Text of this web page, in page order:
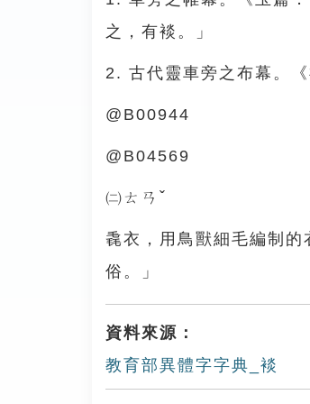
之，有裧。」
2. 古代靈車旁之布幕。
@B00944
@B04569
㈡ㄊㄢˇ
毳衣，用鳥獸細毛編制的
俗。」
資料來源：
教育部異體字字典_裧